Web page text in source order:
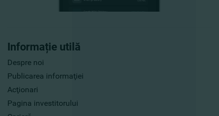
Informație utilă
Despre noi
Publicarea informaţiei
Acţionari
Pagina investitorului